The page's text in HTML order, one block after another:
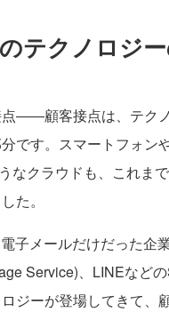
テクノロジ
――顧客接点は、テク
です。スマートフォン
なクラウドも、これま
た。
子メールだけだった企
Service)、LINEなど
ジーが登場してきて、